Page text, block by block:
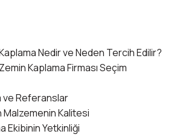
Nedir ve Neden Tercih Edilir?
Kaplama Firması Seçim
ve Referanslar
Malzemenin Kalitesi
Ekibinin Yetkinliği